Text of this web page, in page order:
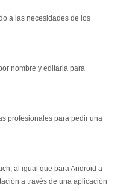
a las necesidades de los
nombre y editarla para
profesionales para pedir una
al igual que para Android a
a través de una aplicación